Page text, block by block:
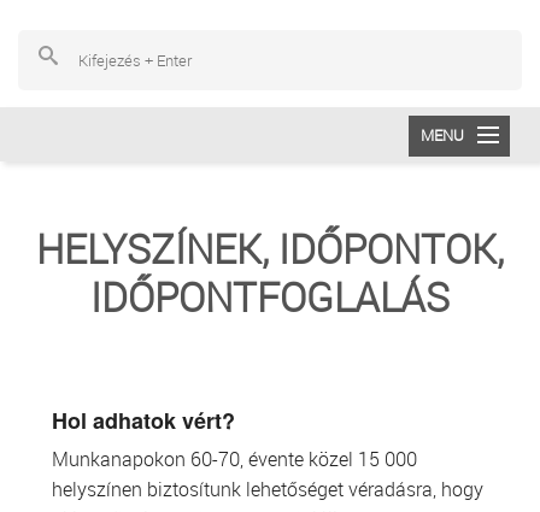
MENU
VÉRADÁS
ŐSSEJT DONÁCIÓ
HELYSZÍNEK, IDŐPONTOK,
IDŐPONTFOGLALÁS
Hol adhatok vért?
Munkanapokon 60-70, évente közel 15 000
helyszínen biztosítunk lehetőséget véradásra, hogy